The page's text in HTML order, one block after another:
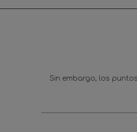
Sin embargo, los